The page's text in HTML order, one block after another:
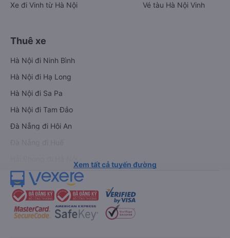
Xe đi Vinh từ Hà Nội
Vé tàu Hà Nội Vinh
Thuê xe
Hà Nội đi Ninh Bình
Hà Nội đi Hạ Long
Hà Nội đi Sa Pa
Hà Nội đi Tam Đảo
Đà Nẵng đi Hội An
Xem tất cả tuyến đường